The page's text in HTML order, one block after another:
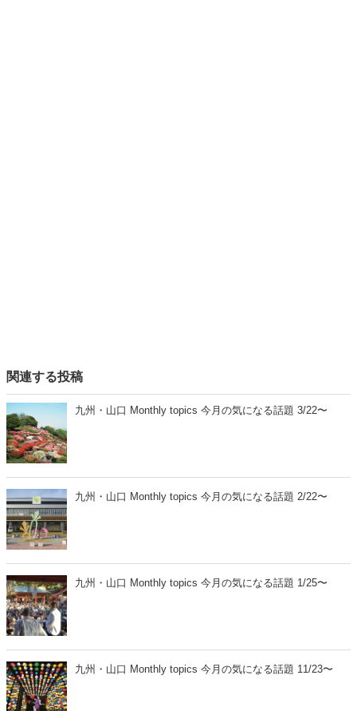
関連する投稿
九州・山口 Monthly topics 今月の気になる話題 3/22〜
九州・山口 Monthly topics 今月の気になる話題 2/22〜
九州・山口 Monthly topics 今月の気になる話題 1/25〜
九州・山口 Monthly topics 今月の気になる話題 11/23〜